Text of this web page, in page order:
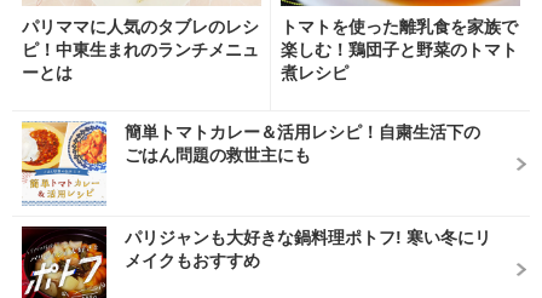
パリママに人気のタブレのレシ
ピ！中東生まれのランチメニュ
ーとは
トマトを使った離乳食を家族で
楽しむ！鶏団子と野菜のトマト
煮レシピ
簡単トマトカレー＆活用レシピ！自粛生活下の
ごはん問題の救世主にも
パリジャンも大好きな鍋料理ポトフ! 寒い冬にリ
メイクもおすすめ